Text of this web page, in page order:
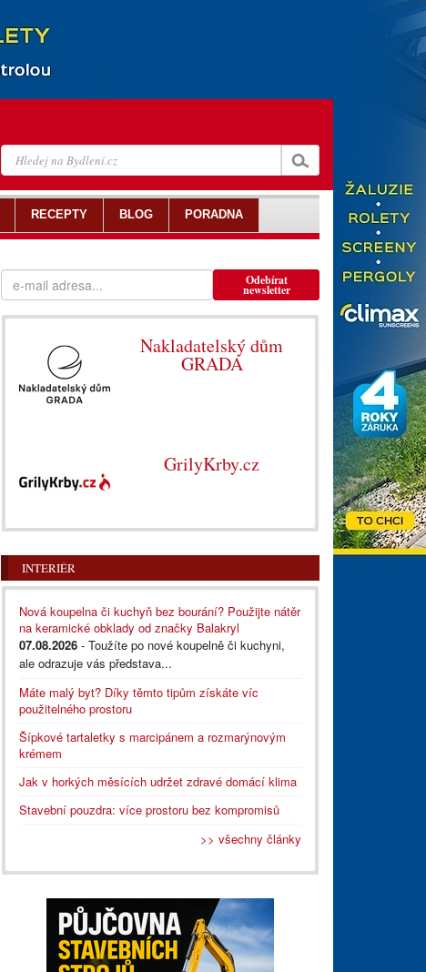
Odebírat
newsletter
Nakladatelský dům
GRADA
GrilyKrby.cz
INTERIÉR
Nová koupelna či kuchyň bez bourání? Použijte nátěr
na keramické obklady od značky Balakryl
07.08.2026 - Toužíte po nové koupelně či kuchyni,
ale odrazuje vás představa...
Máte malý byt? Díky těmto tipům získáte víc
použitelného prostoru
Šípkové tartaletky s marcipánem a rozmarýnovým
krémem
Jak v horkých měsících udržet zdravé domácí klima
Stavební pouzdra: více prostoru bez kompromisů
>> všechny články
RECEPTY BLOG PORADNA